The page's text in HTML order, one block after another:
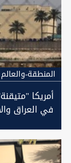
المنطقة-والعالم
أمريكا
في العراق